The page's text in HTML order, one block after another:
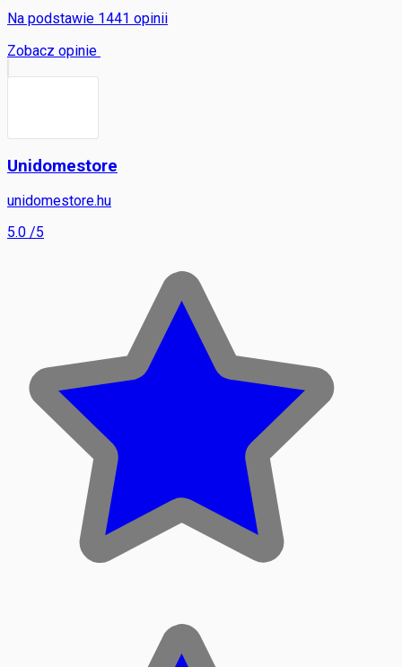
Na podstawie 1441 opinii
Zobacz opinie
Unidomestore
unidomestore.hu
5.0 /5